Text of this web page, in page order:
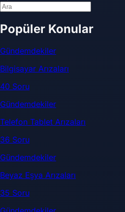
Popüler Konular
Gündemdekiler
Bilgisayar Arızaları
40 Soru
Gündemdekiler
Telefon Tablet Arızaları
36 Soru
Gündemdekiler
Beyaz Eşya Arızaları
35 Soru